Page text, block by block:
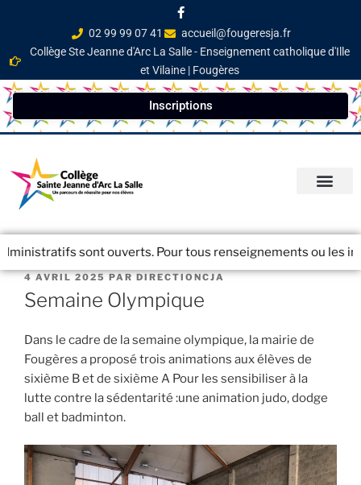
02 99 99 07 41
accueil@fougeresja.fr
Collège Ste Jeanne d'Arc La Salle - Enseignement catholique d'Ille
et Vilaine | Fougères
Inscriptions
sont ouverts. Pour tous renseignements ou les
4 AVRIL 2025PARDIRECTIONCJA
Semaine Olympique
Dans le cadre de la semaine olympique, la mairie de
Fougères a proposé trois animations aux élèves de
sixième B et de sixième A Pour les sensibiliser à la
lutte contre la sédentarité :une animation judo, dodge
ball et badminton.